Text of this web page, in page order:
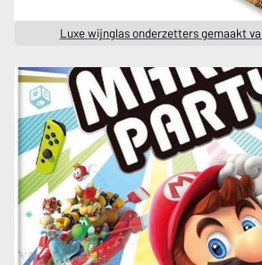
Luxe wijnglas onderzetters gemaakt